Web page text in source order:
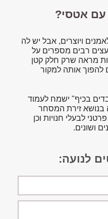
עם אטסי?
ויוצרים, אבל יש לה
רבים מספרים על
מראה שרק חלק קטן
להפוך אותה למקור
בכיף" ישמח לעמוד
זירת המסחר
לבעלי חנויות וכן
ושונים.
לנועה: